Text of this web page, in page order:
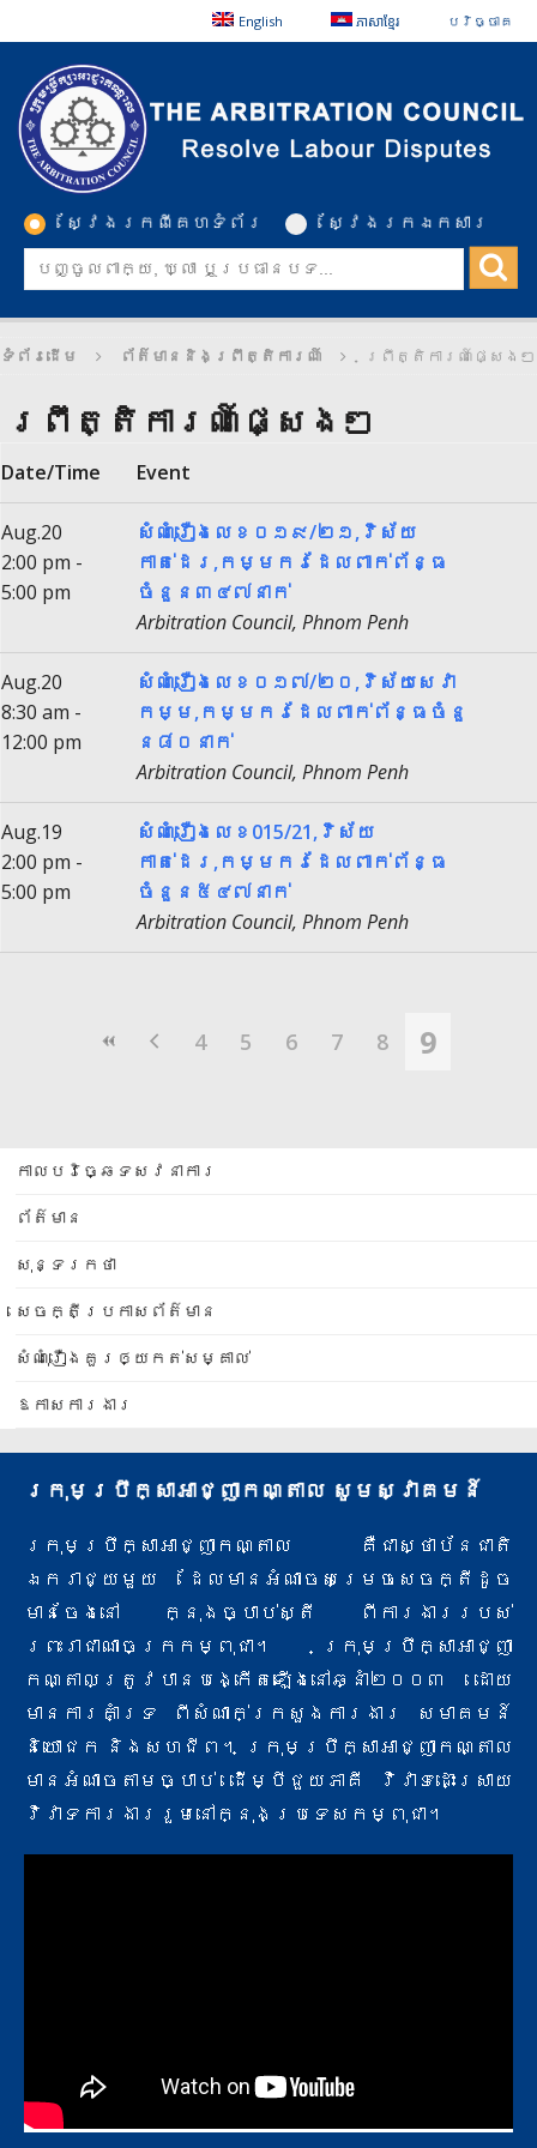
English ភាសាខ្មែរ បរិច្ចាគ
ស្វែងរកពីគេហទំព័រ ស្វែងរកឯកសារ
ទំព័រដើម ព័ត៌មាននិងព្រឹត្តិការណ៍ ព្រឹត្តិការណ៍ផ្សេងៗ
ព្រឹត្តិការណ៍ផ្សេងៗ
Date/Time Event
Aug.20
2:00 pm -
5:00 pm
សំណុំរឿងលេខ០១៩/២១,វិស័យ
កាត់ដេរ,កម្មករដែលពាក់ព័ន្ធ
ចំនួន៣៤៧នាក់
Arbitration Council, Phnom Penh
Aug.20
8:30 am -
12:00 pm
សំណុំរឿងលេខ០១៧/២០,វិស័យសេវា
កម្ម,កម្មករដែលពាក់ព័ន្ធចំនួ​
ន៨០នាក់
Arbitration Council, Phnom Penh
Aug.19
2:00 pm -
5:00 pm
សំណុំរឿងលេខ015/21,វិស័យ
កាត់ដេរ,កម្មករដែលពាក់ព័ន្ធ
ចំនួន៥៤៧នាក់
Arbitration Council, Phnom Penh
4 5 6 7 8 9
កាលបរិច្ឆេទសវនាការ
ព័ត៌មាន
សុន្ទរកថា
សេចក្តីប្រកាសព័ត៌មាន
សំណុំរឿងគួរឲ្យកត់សម្គាល់
ឱកាសការងារ
ក្រុមប្រឹក្សាអាជ្ញាកណ្តាល សូមស្វាគមន៍
ក្រុមប្រឹក្សាអាជ្ញាកណ្តាល គឺជាស្ថាប័នជាតិ
ឯករាជ្យមួយ ដែលមានអំណាចសម្រេចសេចក្តីដូច
មានចែងនៅ ក្នុងច្បាប់ស្តី ពីការងារ​របស់
ព្រះរាជាណាចក្រកម្ពុជា។ ក្រុមប្រឹក្សាអាជ្ញា
កណ្តាលត្រូវបានបង្កើតឡើងនៅឆ្នាំ២០០៣ ដោយ
មានការគាំទ្រ ពីសំណាក់​ក្រសួងការងារ សមាគមន៍
និយោជក និងសហជីព។ ក្រុមប្រឹក្សាអាជ្ញាកណ្តាល
មានអំណាចតាមច្បាប់ ដើម្បីជួយភាគី វិវាទ​ដោះស្រាយ
វិវាទការងាររួមនៅក្នុងប្រទេសកម្ពុជា។